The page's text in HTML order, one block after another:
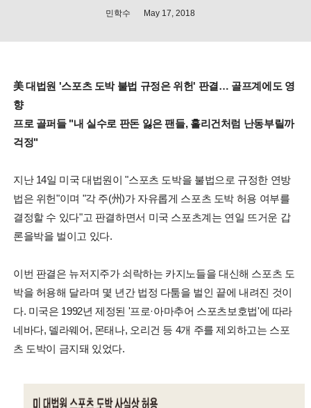
민학수 May 17, 2018
美 대법원 '스포츠 도박 불법 규정은 위헌' 판결… 골프계에도 영
향
프로 골퍼들 "내 실수로 판돈 잃은 팬들, 훌리건처럼 난동부릴까
걱정"
지난 14일 미국 대법원이 "스포츠 도박을 불법으로 규정한 연방
법은 위헌"이며 "각 주(州)가 자유롭게 스포츠 도박 허용 여부를
결정할 수 있다"고 판결하면서 미국 스포츠계는 연일 뜨거운 갑
론을박을 벌이고 있다.
이번 판결은 뉴저지주가 쇠락하는 카지노들을 대신해 스포츠 도
박을 허용해 달라며 몇 년간 법정 다툼을 벌인 끝에 내려진 것이
다. 미국은 1992년 제정된 '프로·아마추어 스포츠보호법'에 따라
네바다, 델라웨어, 몬태나, 오리건 등 4개 주를 제외하고는 스포
츠 도박이 금지돼 있었다.